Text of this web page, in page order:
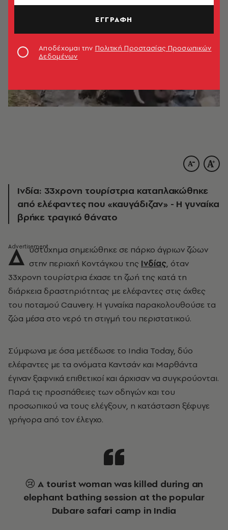
Ινδία: 33χρονη τουρίστρια καταπλακώθηκε
από ελέφαντες που «καυγάδιζαν» - Η γυναίκα
βρήκε τραγικό θάνατο
Δ υστύχημα σημειώθηκε σε πάρκο άγριων ζώων
στην περιοχή Κοντάγκου της Ινδίας, όταν
33χρονη τουρίστρια έχασε τη ζωή της κατά τη
διάρκεια δραστηριότητας με ελέφαντες στις όχθες
του ποταμού Cauvery. Η γυναίκα παρακολουθούσε τα
ζώα μέσα στο νερό τη στιγμή του περιστατικού.
Σύμφωνα με όσα μετέδωσε το India Today, δύο
ελέφαντες με τα ονόματα Καντσάν και Μαρθάντα
έγιναν ξαφνικά επιθετικοί και άρχισαν να συγκρούονται.
Παρά τις προσπάθειες των οδηγών και του
προσωπικού να τους ελέγξουν, η κατάσταση ξέφυγε
γρήγορα από τον έλεγχο.
😢 A tourist woman was killed during an
elephant bathing session at the popular
Dubare safari camp in India
ΕΓΓΡΑΦΗ
Αποδέχομαι την Πολιτική Προστασίας Προσωπικών
Δεδομένων